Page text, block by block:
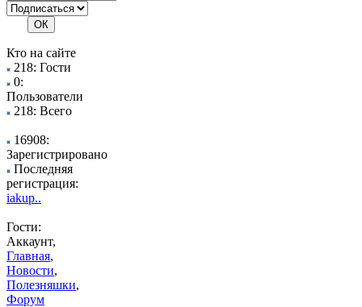
Кто на сайте
218: Гости
0:
Пользователи
218: Всего
16908:
Зарегистрировано
Последняя
регистрация:
iakup..
Гости:
Аккаунт,
Главная,
Новости,
Полезняшки,
Форум